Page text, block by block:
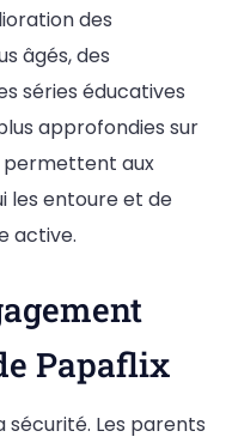
des
âgés, des
séries éducatives
approfondies sur
permettent aux
les entoure et de
active.
Papaflix
sécurité. Les parents